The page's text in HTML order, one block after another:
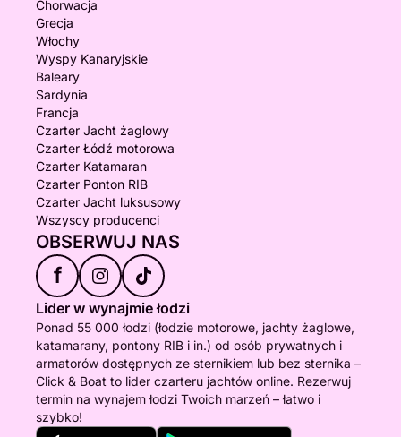
Chorwacja
Grecja
Włochy
Wyspy Kanaryjskie
Baleary
Sardynia
Francja
Czarter Jacht żaglowy
Czarter Łódź motorowa
Czarter Katamaran
Czarter Ponton RIB
Czarter Jacht luksusowy
Wszyscy producenci
OBSERWUJ NAS
f
Lider w wynajmie łodzi
Ponad 55 000 łodzi (łodzie motorowe, jachty żaglowe,
katamarany, pontony RIB i in.) od osób prywatnych i
armatorów dostępnych ze sternikiem lub bez sternika –
Click & Boat to lider czarteru jachtów online. Rezerwuj
termin na wynajem łodzi Twoich marzeń – łatwo i
szybko!